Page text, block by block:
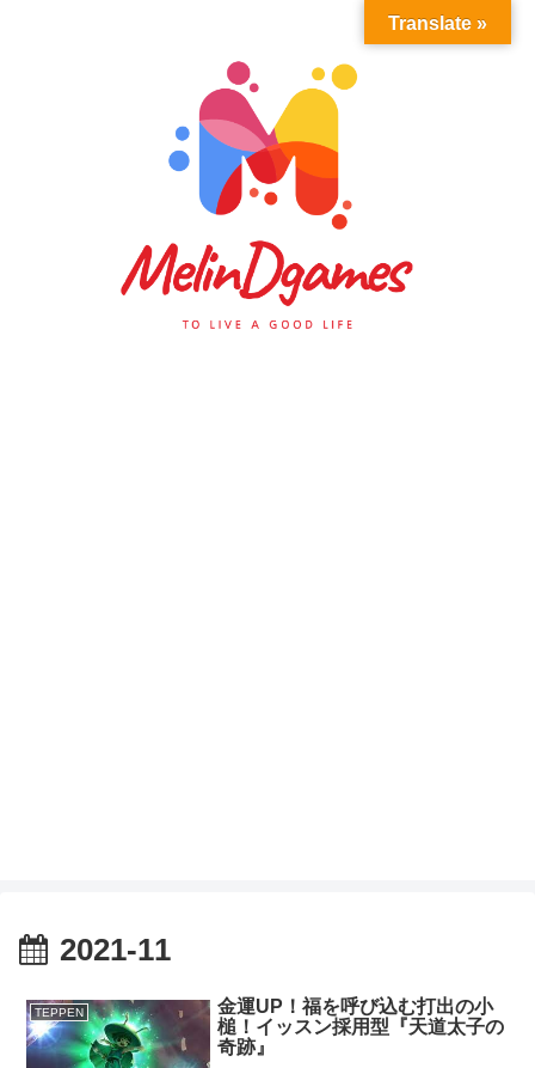
2021-11
TEPPEN
金運UP！福を呼び込む打出の小
槌！イッスン採用型『天道太子の
奇跡』
Translate »